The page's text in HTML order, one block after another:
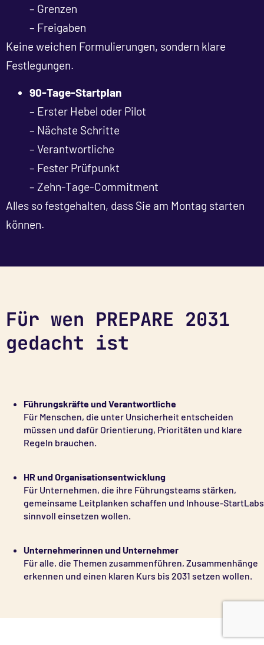
– Grenzen
– Freigaben
Keine weichen Formulierungen, sondern klare
Festlegungen.
90-Tage-Startplan
– Erster Hebel oder Pilot
– Nächste Schritte
– Verantwortliche
– Fester Prüfpunkt
– Zehn-Tage-Commitment
Alles so festgehalten, dass Sie am Montag starten
können.
Für wen PREPARE 2031
gedacht ist
Führungskräfte und Verantwortliche
Für Menschen, die unter Unsicherheit entscheiden
müssen und dafür Orientierung, Prioritäten und klare
Regeln brauchen.
HR und Organisationsentwicklung
Für Unternehmen, die ihre Führungsteams stärken,
gemeinsame Leitplanken schaffen und Inhouse-StartLabs
sinnvoll einsetzen wollen.
Unternehmerinnen und Unternehmer
Für alle, die Themen zusammenführen, Zusammenhänge
erkennen und einen klaren Kurs bis 2031 setzen wollen.